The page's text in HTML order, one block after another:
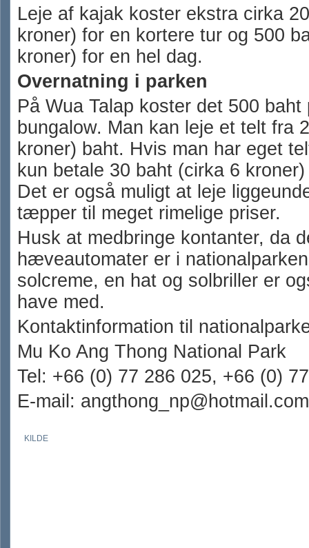
Leje af kajak koster ekstra cirka
kroner) for en kortere tur og 500
kroner) for en hel dag.
Overnatning i parken
På Wua Talap koster det 500
bungalow. Man kan leje et telt fra
kroner) baht. Hvis man har eget
kun betale 30 baht (cirka 6
Det er også muligt at leje
tæpper til meget rimelige priser.
Husk at medbringe kontanter, da
hæveautomater er i
solcreme, en hat og solbriller er
have med.
Kontaktinformation til
Mu Ko Ang Thong National Park
Tel: +66 (0) 77 286 025, +66 (0)
E-mail: angthong_np@hotmail.com
KILDE